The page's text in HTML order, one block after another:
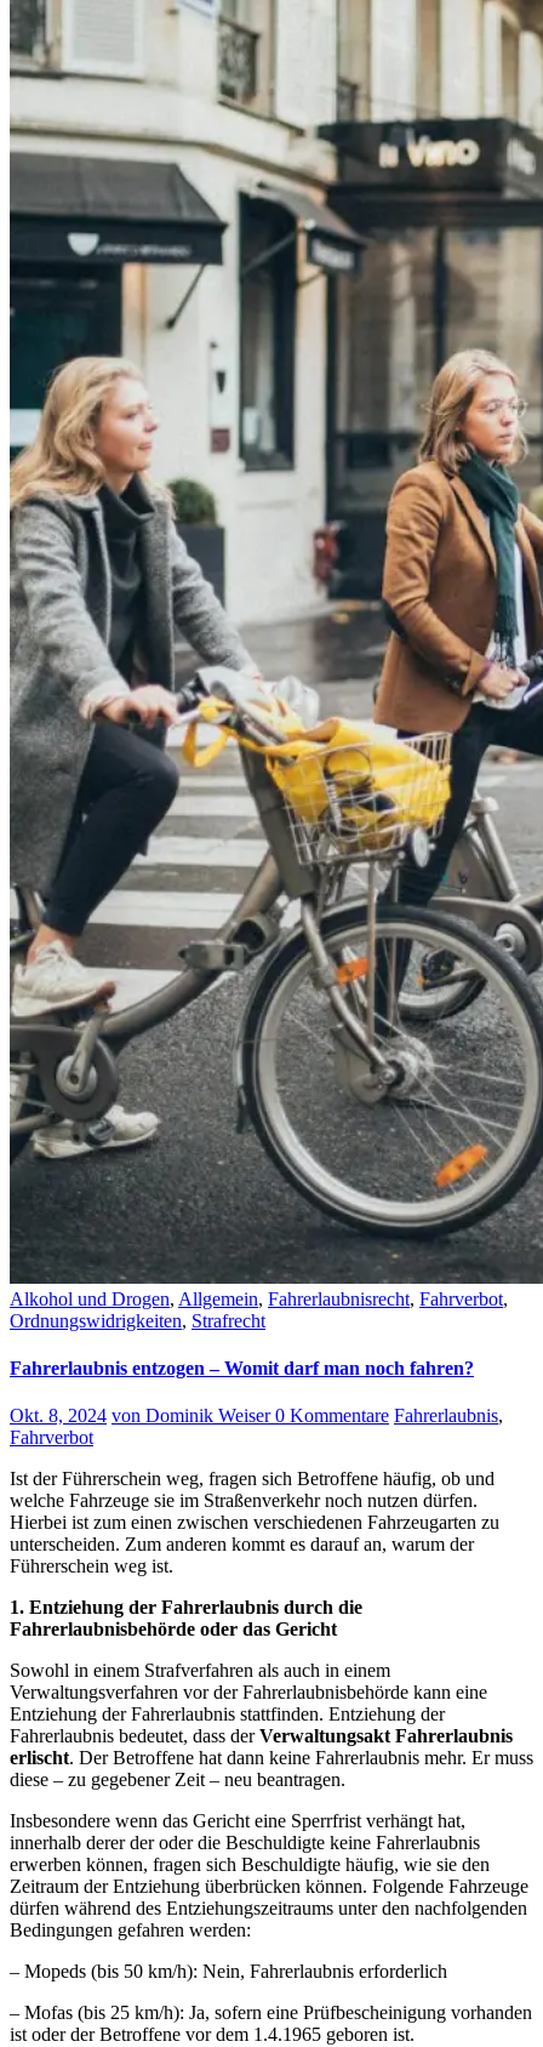
Alkohol und Drogen, Allgemein, Fahrerlaubnisrecht, Fahrverbot,
Ordnungswidrigkeiten, Strafrecht
Fahrerlaubnis entzogen – Womit darf man noch fahren?
Okt. 8, 2024 von Dominik Weiser0 Kommentare Fahrerlaubnis,
Fahrverbot
Ist der Führerschein weg, fragen sich Betroffene häufig, ob und
welche Fahrzeuge sie im Straßenverkehr noch nutzen dürfen.
Hierbei ist zum einen zwischen verschiedenen Fahrzeugarten zu
unterscheiden. Zum anderen kommt es darauf an, warum der
Führerschein weg ist.
1. Entziehung der Fahrerlaubnis durch die
Fahrerlaubnisbehörde oder das Gericht
Sowohl in einem Strafverfahren als auch in einem
Verwaltungsverfahren vor der Fahrerlaubnisbehörde kann eine
Entziehung der Fahrerlaubnis stattfinden. Entziehung der
Fahrerlaubnis bedeutet, dass derVerwaltungsakt Fahrerlaubnis
erlischt. Der Betroffene hat dann keine Fahrerlaubnis mehr. Er muss
diese – zu gegebener Zeit – neu beantragen.
Insbesondere wenn das Gericht eine Sperrfrist verhängt hat,
innerhalb derer der oder die Beschuldigte keine Fahrerlaubnis
erwerben können, fragen sich Beschuldigte häufig, wie sie den
Zeitraum der Entziehung überbrücken können. Folgende Fahrzeuge
dürfen während des Entziehungszeitraums unter den nachfolgenden
Bedingungen gefahren werden:
– Mopeds (bis 50 km/h): Nein, Fahrerlaubnis erforderlich
– Mofas (bis 25 km/h): Ja, sofern eine Prüfbescheinigung vorhanden
ist oder der Betroffene vor dem 1.4.1965 geboren ist.